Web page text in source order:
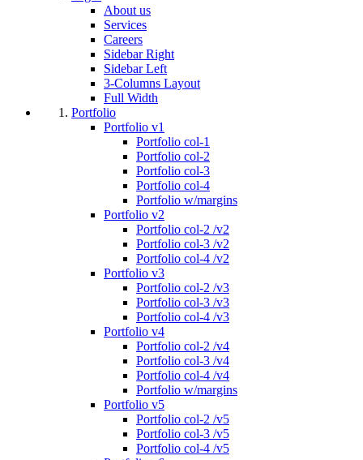
About us
Services
Careers
Sidebar Right
Sidebar Left
3-Columns Layout
Full Width
Portfolio
Portfolio v1
Portfolio col-1
Portfolio col-2
Portfolio col-3
Portfolio col-4
Portfolio w/margins
Portfolio v2
Portfolio col-2 /v2
Portfolio col-3 /v2
Portfolio col-4 /v2
Portfolio v3
Portfolio col-2 /v3
Portfolio col-3 /v3
Portfolio col-4 /v3
Portfolio v4
Portfolio col-2 /v4
Portfolio col-3 /v4
Portfolio col-4 /v4
Portfolio w/margins
Portfolio v5
Portfolio col-2 /v5
Portfolio col-3 /v5
Portfolio col-4 /v5